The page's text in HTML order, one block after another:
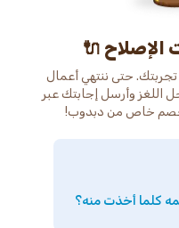
الإصلاح 🔌
حتى ننتهي أعمال
اللغز وأرسل إجابتك عبر
خصم خاص من دبدوب!
كلما أخذت منه؟